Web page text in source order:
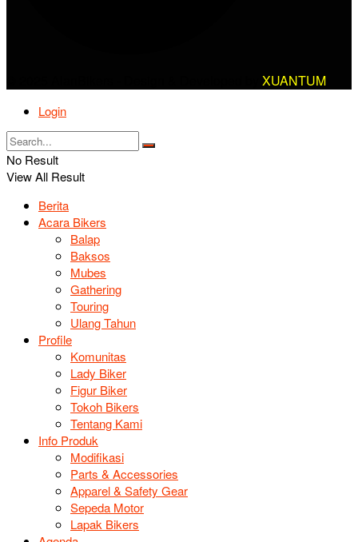
XUANTUM
Login
No Result
View All Result
Berita
Acara Bikers
Balap
Baksos
Mubes
Gathering
Touring
Ulang Tahun
Profile
Komunitas
Lady Biker
Figur Biker
Tokoh Bikers
Tentang Kami
Info Produk
Modifikasi
Parts & Accessories
Apparel & Safety Gear
Sepeda Motor
Lapak Bikers